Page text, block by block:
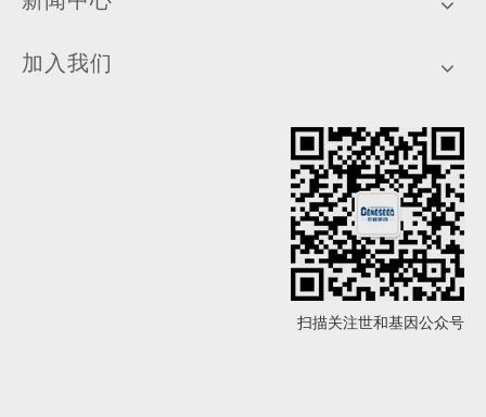
加入我们
扫描关注世和基因公众号